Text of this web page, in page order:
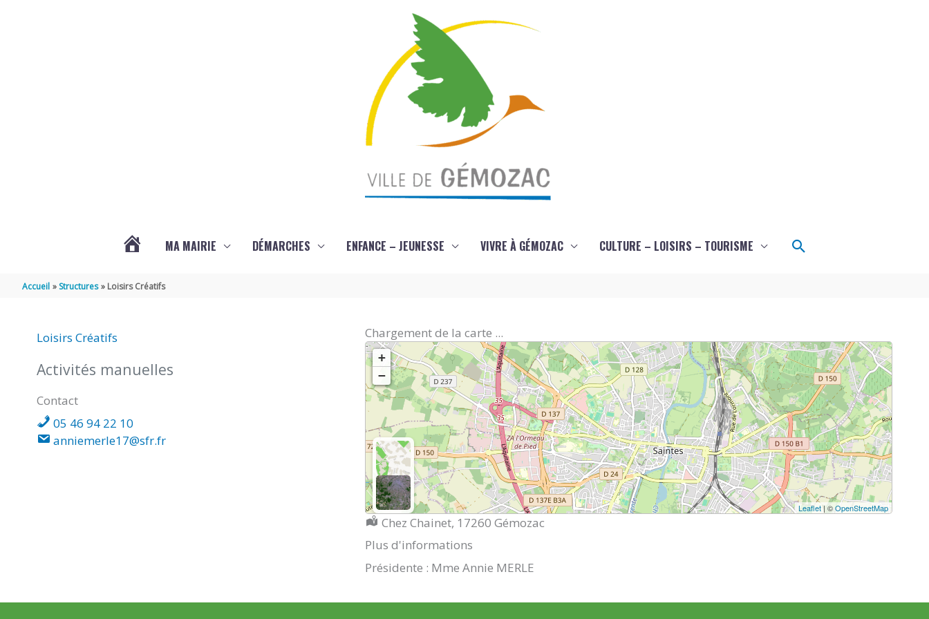
MA MAIRIE DÉMARCHES ENFANCE – JEUNESSE VIVRE À GÉMOZAC CULTURE – LOISIRS – TOURISME Rechercher
Accueil Structures Loisirs Créatifs
Loisirs Créatifs
Activités manuelles
Contact
05 46 94 22 10
anniemerle17@sfr.fr
Chargement de la carte ...
+
−
Leaflet| ©OpenStreetMap
Localisation :
Chez Chainet, 17260 Gémozac
Plus d'informations
Présidente : Mme Annie MERLE